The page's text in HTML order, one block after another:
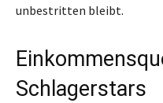
unbestritten bleibt.
Schlagerstars